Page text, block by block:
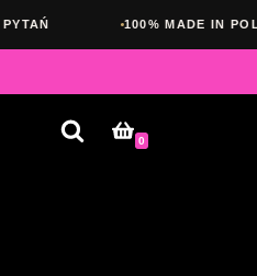
100% MADE IN POLAND
0